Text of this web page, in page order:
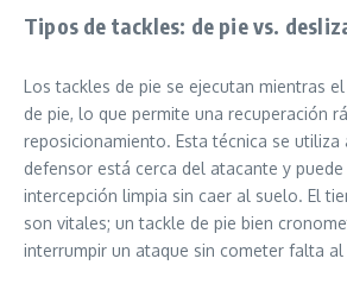
Tipos de tackles: de pie vs.
Los tackles de pie se ejecutan mientras
de pie, lo que permite una recuperación
reposicionamiento. Esta técnica se utiliza
defensor está cerca del atacante y puede
intercepción limpia sin caer al suelo. El
son vitales; un tackle de pie bien
interrumpir un ataque sin cometer falta